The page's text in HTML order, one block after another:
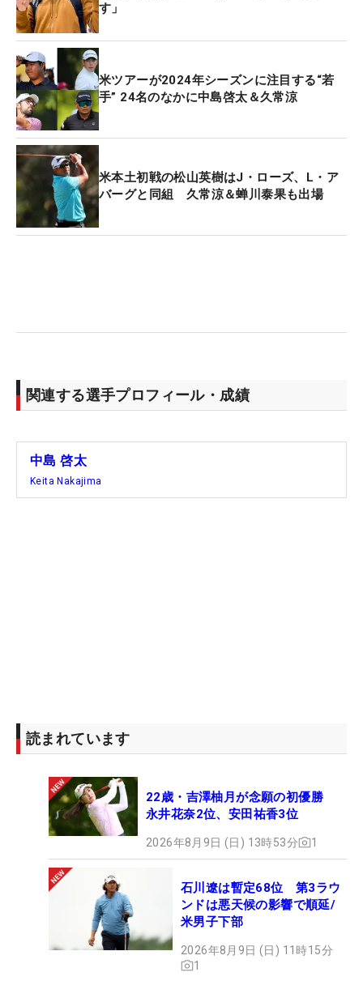
行って、オフにはゴルフへ行ったりというのルーテ
ィンで過ごしていました」
―トレーニングの内容は
「走り込みはピッチャーの方とバッターの方がいま
した。どちらかというと、僕はピッチャーの方と走
ることが多かったです。あとは自分の体に合うよう
に、短距離ダッシュもしていました。ピッチャーだ
ったらピッチャーの走り込み、バッターはバッター
の走り込みのメニューがあって、僕にはどちらも大
200メートル、100メートルを数本走り、そのあと
は50メートルのダッシュをこなしたりしました。主
―プロ野球選手とのトレーニングはハード？
では感じられないところを、たくさん感じることが
できました。上下関係って言ったらアレですけ
ど…。過ごし方、先輩が後輩に対しての気配りや後
輩が先輩に対するというところを、一緒に生活する
上でしっかり学ばせてもらいました」
―合宿を終えての変化
「下半身は上手く使えるようになったかなと思いま
すし、ウエイト（トレーニング）も日本で1人でや
るよりはみんなと一緒に行ったほうができるので、
強くなったかなと思います。毎日体を動かしていた
す」
米ツアーが2024年シーズンに注目する“若
手” 24名のなかに中島啓太＆久常涼
米本土初戦の松山英樹はJ・ローズ、L・ア
バーグと同組 久常涼＆蝉川泰果も出場
関連する選手プロフィール・成績
中島 啓太
Keita Nakajima
読まれています
22歳・吉澤柚月が念願の初優勝
永井花奈2位、安田祐香3位
2026年8月9日 (日) 13時53分 1
石川遼は暫定68位 第3ラウ
ンドは悪天候の影響で順延/
米男子下部
2026年8月9日 (日) 11時15分
1